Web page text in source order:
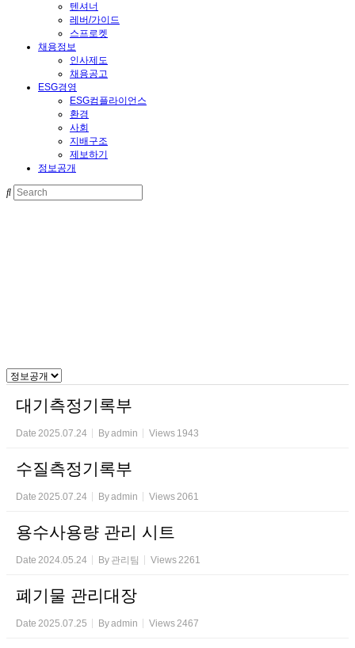
텐셔너
레버/가이드
스프로켓
채용정보
인사제도
채용공고
ESG경영
ESG컴플라이언스
환경
사회
지배구조
제보하기
정보공개
대기측정기록부
Date 2025.07.24 Byadmin Views 1943
수질측정기록부
Date 2025.07.24 Byadmin Views2061
용수사용량 관리 시트
Date 2024.05.24 By 관리팀 Views2261
폐기물 관리대장
Date 2025.07.25 Byadmin Views2467